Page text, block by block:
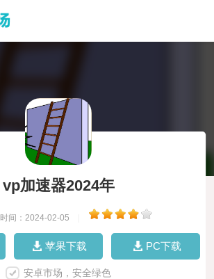
vp加速器2024年
时间：2024-02-05
苹果下载 PC下载
安卓市场，安全绿色